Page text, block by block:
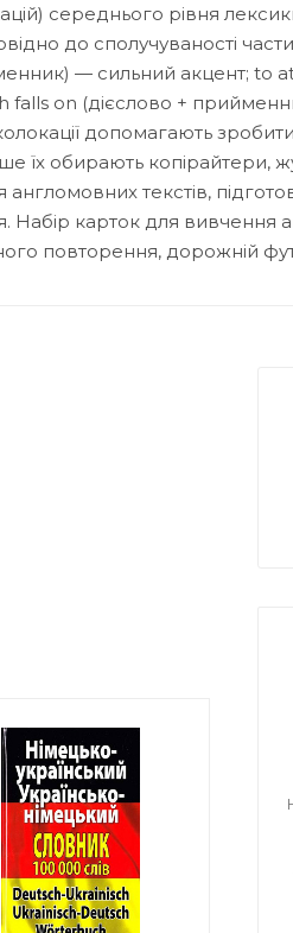
середнього рівня
до сполучуваності
— сильний акцент; to
falls on (дієслово +
допомагають
їх обирають копірайтери,
текстів,
карток для вивчення
повторення, дорожній